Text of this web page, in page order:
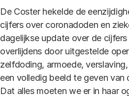
De Coster hekelde de
cijfers over coronadoden en
dagelijkse update over de
overlijdens door uitgestelde
zelfdoding, armoede,
een volledig beeld te geven van
Dat alles moeten we er in haar